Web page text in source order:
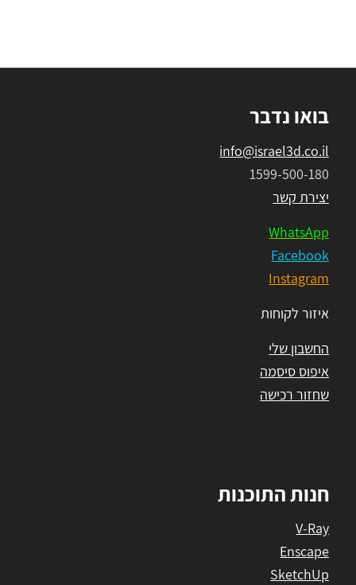
בואו נדבר
info@israel3d.co.il
1599-500-180
יצירת קשר
WhatsApp
Facebook
Instagram
איזור לקוחות
החשבון שלי
איפוס סיסמה
שחזור רכישה
חנות התוכנות
V-Ray
Enscape
SketchUp